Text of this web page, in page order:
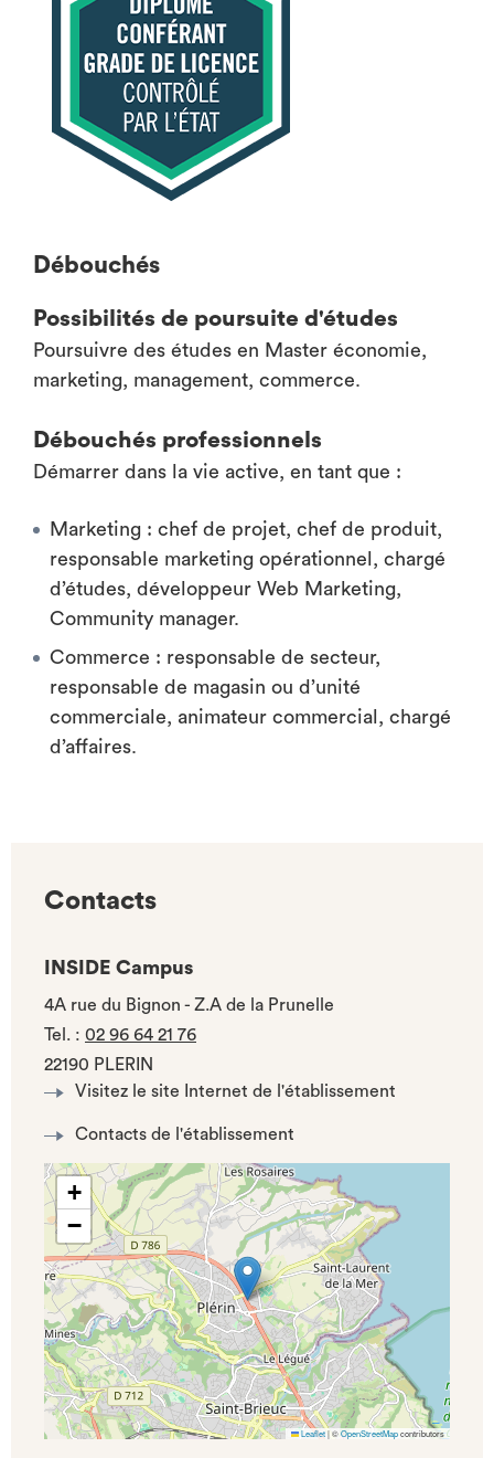
Débouchés
Possibilités de poursuite d'études
Poursuivre des études en Master économie,
marketing, management, commerce.
Débouchés professionnels
Démarrer dans la vie active, en tant que :
Marketing : chef de projet, chef de produit,
responsable marketing opérationnel, chargé
d’études, développeur Web Marketing,
Community manager.
Commerce : responsable de secteur,
responsable de magasin ou d’unité
commerciale, animateur commercial, chargé
d’affaires.
Contacts
INSIDE Campus
4A rue du Bignon - Z.A de la Prunelle
Tel. : 02 96 64 21 76
22190 PLERIN
Visitez le site Internet de l'établissement
Contacts de l'établissement
+
−
Leaflet|©OpenStreetMapcontributors